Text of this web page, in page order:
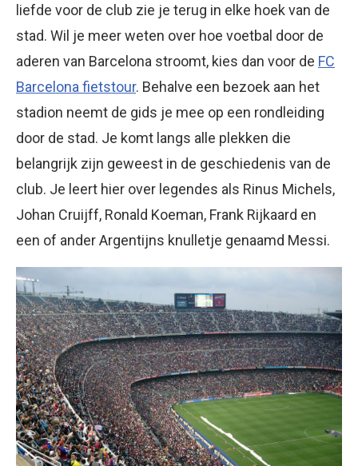
liefde voor de club zie je terug in elke hoek van de
stad. Wil je meer weten over hoe voetbal door de
aderen van Barcelona stroomt, kies dan voor de FC
Barcelona fietstour. Behalve een bezoek aan het
stadion neemt de gids je mee op een rondleiding
door de stad. Je komt langs alle plekken die
belangrijk zijn geweest in de geschiedenis van de
club. Je leert hier over legendes als Rinus Michels,
Johan Cruijff, Ronald Koeman, Frank Rijkaard en
een of ander Argentijns knulletje genaamd Messi.